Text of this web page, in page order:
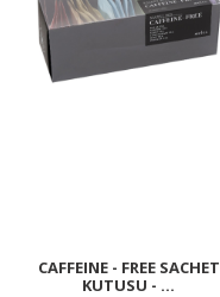
CAFFEINE - FREE SACHET
KUTUSU - ...